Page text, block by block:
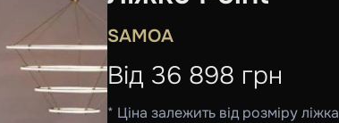
SAMOA
Від 36 898 грн
* Ціна залежить від розміру ліжка